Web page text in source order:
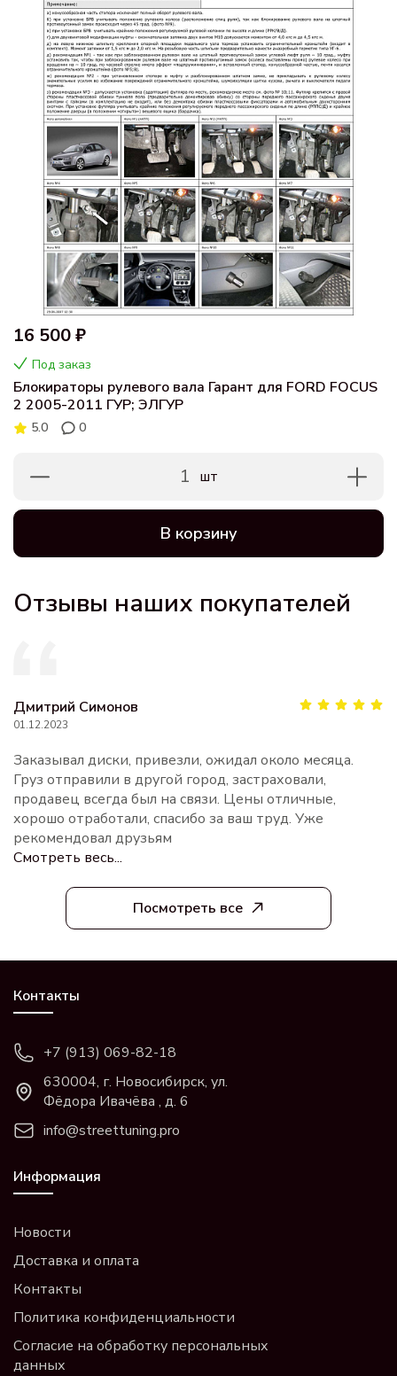
16 500 ₽
Под заказ
Блокираторы рулевого вала Гарант для FORD FOCUS
2 2005-2011 ГУР; ЭЛГУР
5.0 0
1 шт
В корзину
Отзывы наших покупателей
Посмотреть все
Дмитрий Симонов
01.12.2023
Заказывал диски, привезли, ожидал около месяца.
Груз отправили в другой город, застраховали,
продавец всегда был на связи. Цены отличные,
хорошо отработали, спасибо за ваш труд. Уже
рекомендовал друзьям
Смотреть весь...
Контакты
+7 (913) 069-82-18
630004, г. Новосибирск, ул.
Фёдора Ивачёва , д. 6
info@streettuning.pro
Информация
Новости
Доставка и оплата
Контакты
Политика конфиденциальности
Согласие на обработку персональных
данных